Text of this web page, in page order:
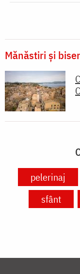
Mănăstiri și
pelerinaj
sfânt